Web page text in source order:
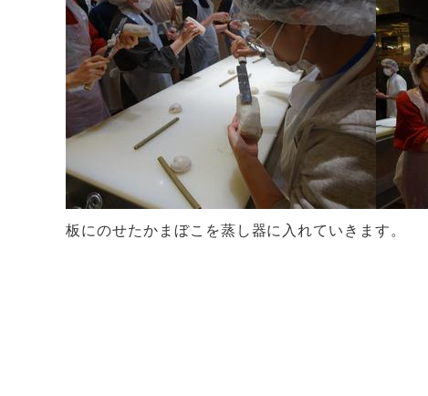
板にのせたかまぼこを蒸し器に入れていきます。